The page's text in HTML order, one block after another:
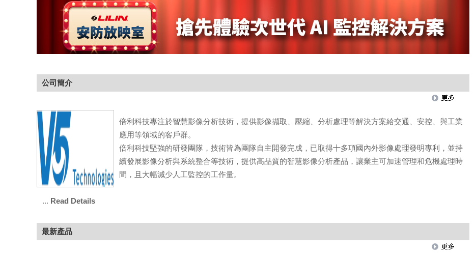
公司簡介
倍利科技專注於智慧影像分析技術，提供影像擷取、壓縮、分析處理等解決方案給交通、安控、與工業
應用等領域的客戶群。
倍利科技堅強的研發團隊，技術皆為團隊自主開發完成，已取得十多項國內外影像處理發明專利，並持
續發展影像分析與系統整合等技術，提供高品質的智慧影像分析產品，讓業主可加速管理和危機處理時
間，且大幅減少人工監控的工作量。
... Read Details
最新產品